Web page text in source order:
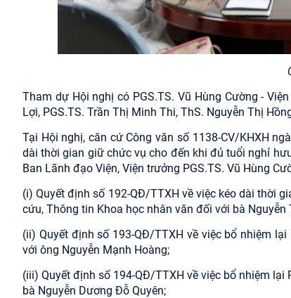
Tham dự Hội nghị có PGS.TS. Vũ Hùng Cường -
Lợi, PGS.TS. Trần Thị Minh Thi, ThS. Nguyễn Thị
Tại Hội nghị, căn cứ Công văn số 1138-CV/KHXH
dài thời gian giữ chức vụ cho đến khi đủ tuổi nghỉ
Ban Lãnh đạo Viện, Viện trưởng PGS.TS. Vũ Hùng
(i) Quyết định số 192-QĐ/TTXH về việc kéo dài thời
cứu, Thông tin Khoa học nhân văn đối với bà Nguyễn
(ii) Quyết định số 193-QĐ/TTXH về việc bổ nhiệm
với ông Nguyễn Mạnh Hoàng;
(iii) Quyết định số 194-QĐ/TTXH về việc bổ nhiệm
bà Nguyễn Dương Đỗ Quyên;